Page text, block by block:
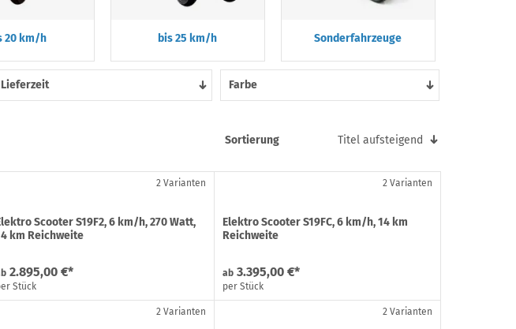
20 km/h bis 25 km/h Sonderfahrzeuge
Lieferzeit Farbe
Sortierung Titel aufsteigend
2 Varianten
Scooter S19F2, 6 km/h, 270 Watt,
km Reichweite
2.895,00 €*
Stück
2 Varianten
Elektro Scooter S19FC, 6 km/h, 14 km
Reichweite
ab3.395,00 €*
per Stück
2 Varianten 2 Varianten